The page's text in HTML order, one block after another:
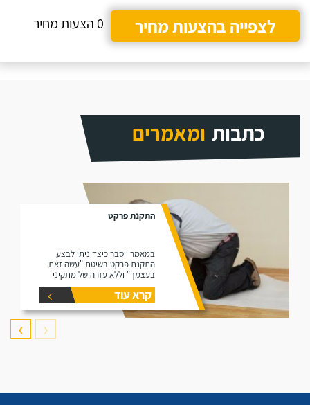
לצפייה בהצעות מחיר
0 הצעות מחיר
כתבות ומאמרים
התקנת פרקט
במאמר יוסבר כיצד ניתן לבצע
התקנת פרקט בשיטת "עשה זאת
בעצמך" וללא עזרה של מתקיני
פרקטים.
קרא עוד
❮
❯